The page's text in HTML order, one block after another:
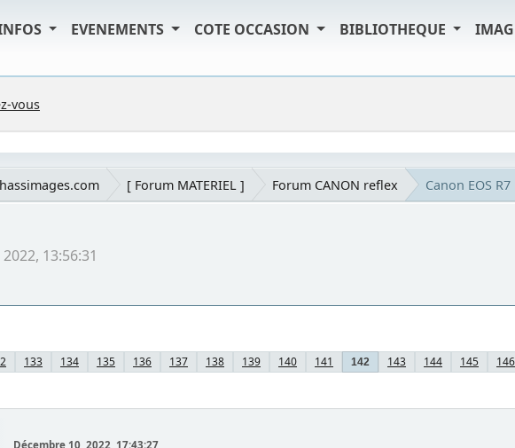
EVENEMENTS COTE OCCASION BIBLIOTHEQUE
vous
[ Forum MATERIEL ] Forum CANON reflex Canon EOS R7
13:56:31
133 134 135 136 137 138 139 140 141 142 143 144 145 146
Décembre 10, 2022, 17:43:27